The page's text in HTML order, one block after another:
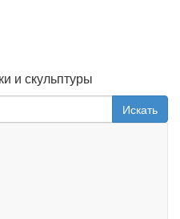
и скульптуры
Искать